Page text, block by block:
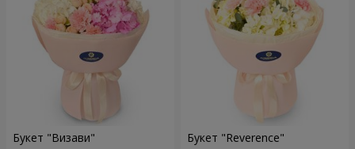
Букет "Визави" Букет "Reverence"